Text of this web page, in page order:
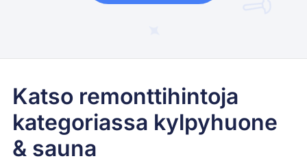
Katso remonttihintoja
kategoriassa kylpyhuone
& sauna